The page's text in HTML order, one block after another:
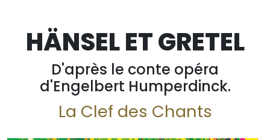
HÄNSEL ET GRETEL
D'après le conte opéra
d'Engelbert Humperdinck.
La Clef des Chants